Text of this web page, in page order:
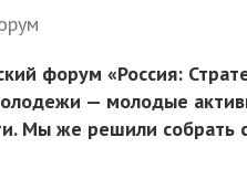
форум «Россия:
— молодые
Мы же решили собрать